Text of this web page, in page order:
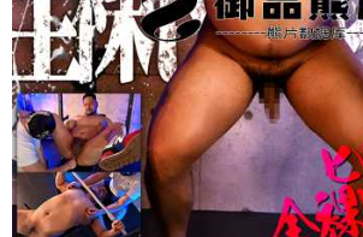
当前隐藏内容需要支付400熊币 已
录立刻注册 0 收藏